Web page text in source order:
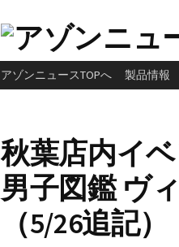
アゾンニュースTOPへ 製品情報
秋葉店内イ
男子図鑑 ヴ
（5/26追記）